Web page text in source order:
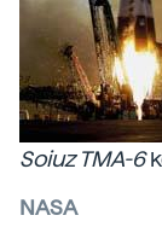
Soiuz TMA-6
NASA